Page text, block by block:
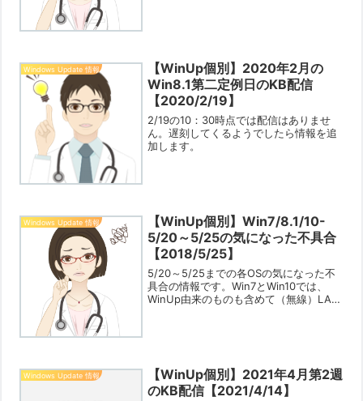
Windows Update 情報
【WinUp個別】2020年2月の
Win8.1第二定例日のKB配信
【2020/2/19】
2/19の10：30時点では配信はありませ
ん。遅刻してくるようでしたら情報を追
加します。
Windows Update 情報
【WinUp個別】Win7/8.1/10-
5/20～5/25の気になった不具合
【2018/5/25】
5/20～5/25までの各OSの気になった不
具合の情報です。Win7とWin10では、
WinUp由来のものも含めて（無線）LAN
Windows Update 情報
【WinUp個別】2021年4月第2週
のKB配信【2021/4/14】